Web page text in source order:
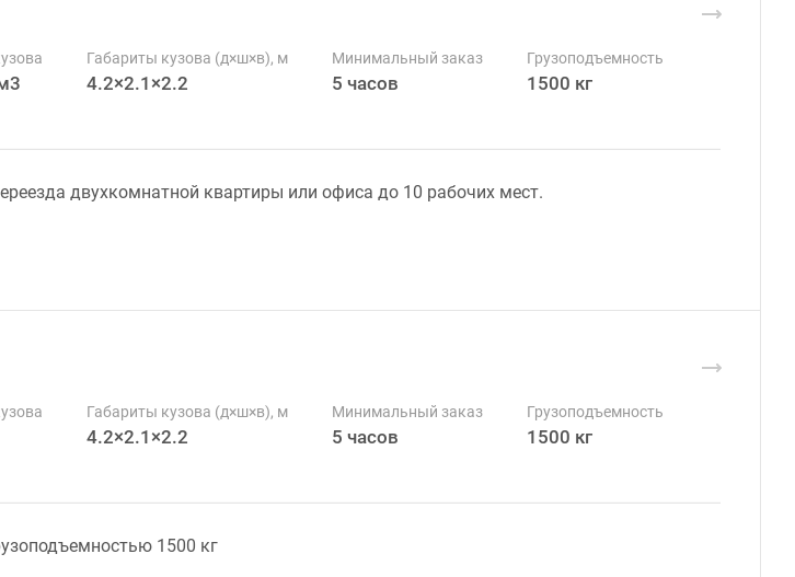
Габариты кузова (д×ш×в), м
4.2×2.1×2.2
Минимальный заказ
5 часов
Грузоподъемность
1500 кг
двухкомнатной квартиры или офиса до 10 рабочих мест.
Габариты кузова (д×ш×в), м
4.2×2.1×2.2
Минимальный заказ
5 часов
Грузоподъемность
1500 кг
1500 кг